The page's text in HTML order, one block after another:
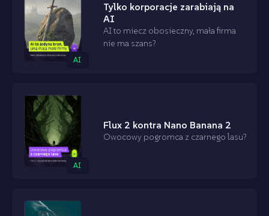
AI
Tylko korporacje zarabiają na
AI
AI to miecz obosieczny, mała firma
nie ma szans?
AI
Flux 2 kontra Nano Banana 2
Owocowy pogromca z czarnego lasu?